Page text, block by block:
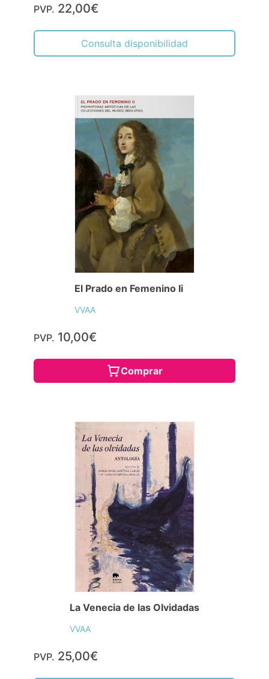
PVP. 22,00€
Consulta disponibilidad
El Prado en Femenino Ii
VVAA
PVP. 10,00€
Comprar
La Venecia de las Olvidadas
VVAA
PVP. 25,00€